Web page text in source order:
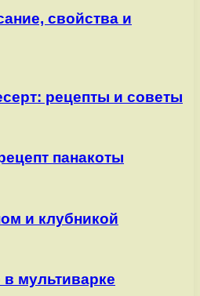
свойства и
рецепты и советы
панакоты
и клубникой
мультиварке